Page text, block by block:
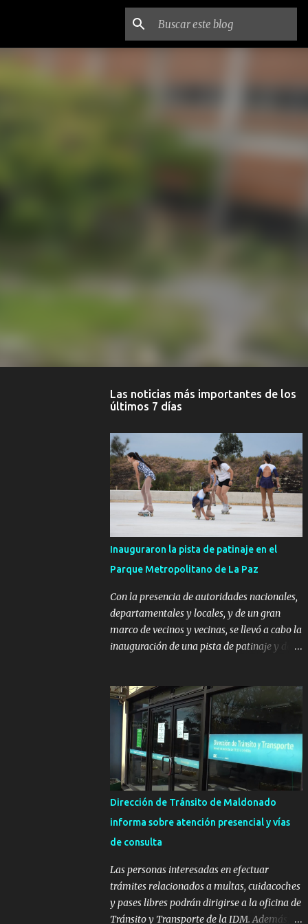
Las noticias más importantes de los
últimos 7 días
Inauguraron la pista de patinaje en el
Parque Metropolitano de La Paz
Con la presencia de autoridades nacionales,
departamentales y locales, y de un gran
marco de vecinos y vecinas, se llevó a cabo la
inauguración de una pista de patinaje y de
con el apoyo del Fondo + Local que es
impulsado por el Programa Uruguay
Integra, de la Dirección de Descentralización
e Inversión Pública de OPP, así como aportes
del Gobierno de Canelones y del Ministerio
de Transporte y Obras Públicas. La nueva
infraestructura deportiva consiste en una
hormigón sobre sus laterales. Su destino
será polifuncional, permitiendo la práctica
de eventos culturales. Próximo a la pista, se
instalaron juegos infantiles y equipamiento
urbano (bancos de hormigón y sets de
Dirección de Tránsito de Maldonado
informa sobre atención presencial y vías
de consulta
Las personas interesadas en efectuar
trámites relacionados a multas, cuidacoches
y pases libres podrán dirigirse a la oficina de
Tránsito y Transporte de la IDM. Además, la